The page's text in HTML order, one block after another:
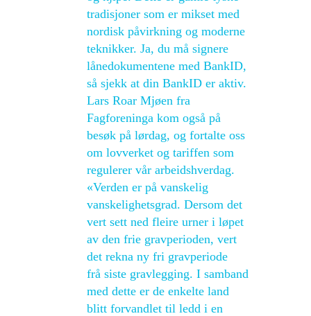
tradisjoner som er mikset med
nordisk påvirkning og moderne
teknikker. Ja, du må signere
lånedokumentene med BankID,
så sjekk at din BankID er aktiv.
Lars Roar Mjøen fra
Fagforeninga kom også på
besøk på lørdag, og fortalte oss
om lovverket og tariffen som
regulerer vår arbeidshverdag.
«Verden er på vanskelig
vanskelighetsgrad. Dersom det
vert sett ned fleire urner i løpet
av den frie gravperioden, vert
det rekna ny fri gravperiode
frå siste gravlegging. I samband
med dette er de enkelte land
blitt forvandlet til ledd i en